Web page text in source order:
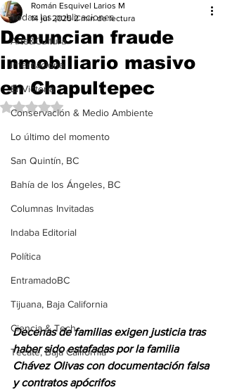
Todas las publicaciones
Arte&Cultura
Internacional
EnVictoria
Conservación & Medio Ambiente
Lo último del momento
San Quintín, BC
Bahía de los Ángeles, BC
Columnas Invitadas
Indaba Editorial
Política
EntramadoBC
Tijuana, Baja California
Ciencia & Tech
Tecate, Baja California
Denuncian fraude
inmobiliario masivo
en Chapultepec
Román Esquivel Larios M
14 jul 2025 2 min de lectura
Obtuvo NaN de 5 estrellas.
Decenas de familias exigen justicia tras
haber sido estafadas por la familia
Chávez Olivas con documentación falsa
y contratos apócrifos